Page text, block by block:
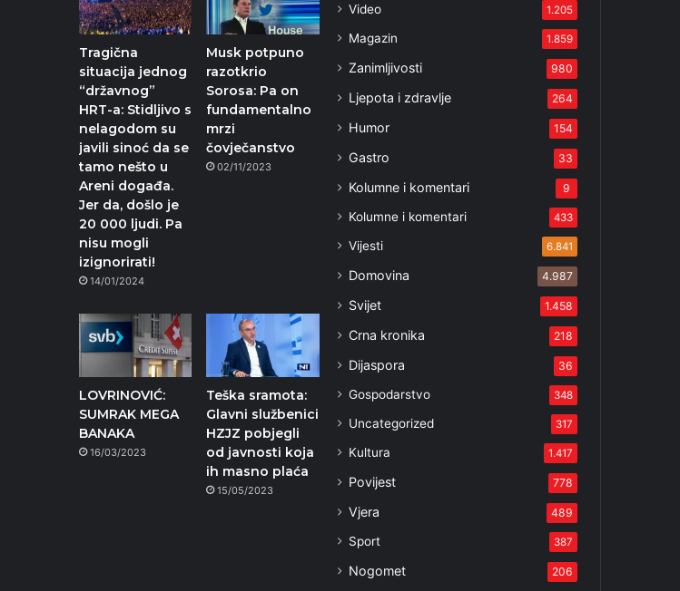
Tragična
situacija jednog
“državnog”
HRT-a: Stidljivo s
nelagodom su
javili sinoć da se
tamo nešto u
Areni događa.
Jer da, došlo je
20 000 ljudi. Pa
nisu mogli
izignorirati!
14/01/2024
Musk potpuno
razotkrio
Sorosa: Pa on
fundamentalno
mrzi
čovječanstvo
02/11/2023
LOVRINOVIĆ:
SUMRAK MEGA
BANAKA
16/03/2023
Teška sramota:
Glavni službenici
HZJZ pobjegli
od javnosti koja
ih masno plaća
15/05/2023
Video 1.205
Magazin 1.859
Zanimljivosti 980
Ljepota i zdravlje 264
Humor 154
Gastro 33
Kolumne i komentari 9
Kolumne i komentari 433
Vijesti 6.841
Domovina 4.987
Svijet 1.458
Crna kronika 218
Dijaspora 36
Gospodarstvo 348
Uncategorized 317
Kultura 1.417
Povijest 778
Vjera 489
Sport 387
Nogomet 206